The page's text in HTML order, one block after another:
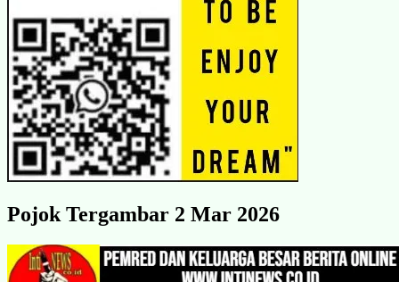
Pojok Tergambar 2 Mar 2026